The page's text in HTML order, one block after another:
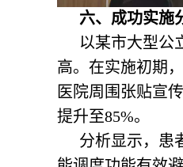
六、成功实施
以某市大型公
高。在实施初期
医院周围张贴宣
提升至85%。
分析显示，患